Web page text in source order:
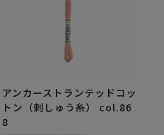
アンカーストランテッドコッ
トン（刺しゅう糸） col.86
8